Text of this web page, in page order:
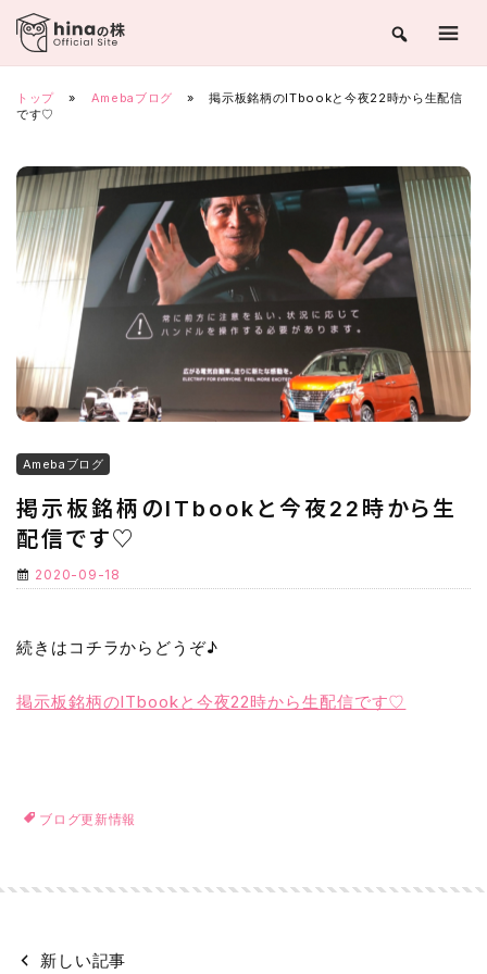
Skip
content
トップ » Amebaブログ »
掲示板銘柄のITbookと今夜22時から生配信
です♡
Amebaブログ
掲示板銘柄のITbookと今夜22時から生
配信です♡
2020-09-18
続きはコチラからどうぞ♪
掲示板銘柄のITbookと今夜22時から生配信です♡
ブログ更新情報
新しい記事